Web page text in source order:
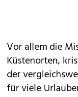
Vor allem die
Küstenorten,
der
für viele